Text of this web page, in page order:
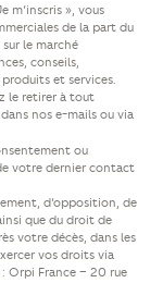
m’inscris », vous
de la part du
le marché
conseils,
et services.
le retirer à tout
nos e-mails ou via
ou
votre dernier contact
d’opposition, de
que du droit de
votre décès, dans les
vos droits via
: Orpi France – 20 rue